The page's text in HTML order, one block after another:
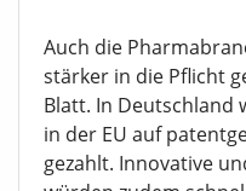
zum Thema").
Auch die
stärker in die Pflicht
Blatt. In Deutschland